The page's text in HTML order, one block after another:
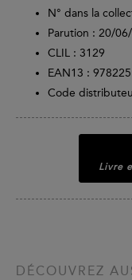
N° dans la
Parution : 20/
CLIL : 3129
EAN13 :
Code
Livre
DÉCOUVREZ